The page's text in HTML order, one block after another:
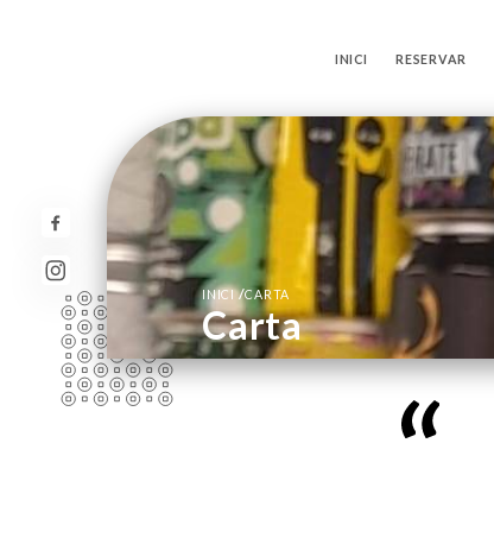
INICI RESERVAR
INICI/CARTA
Carta